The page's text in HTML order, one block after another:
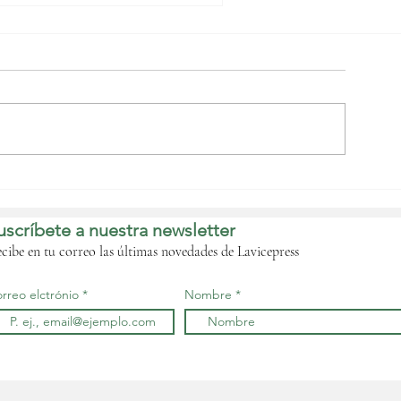
etapa de
financiera
a nuestra newsletter
en tu correo las últimas novedades de Lavicepress
elctrónio Nombre